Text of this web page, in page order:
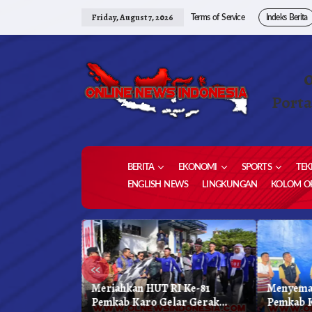
Friday, August 7, 2026 Terms of Service Indeks Berita
BERITA EKONOMI SPORTS
ENGLISH NEWS
LINGKUNGAN KOLOM
«
Meriahkan HUT RI Ke-81
Pemkab Karo Gelar Gerak
Pemkab